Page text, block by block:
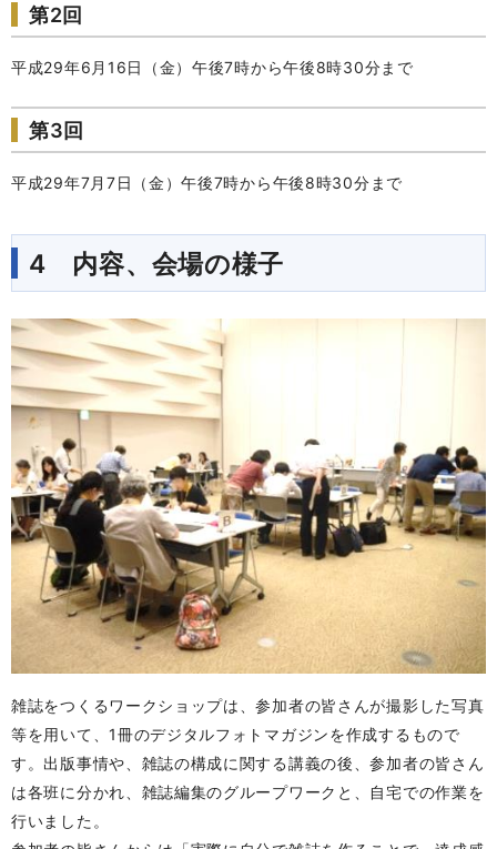
第2回
平成29年6月16日（金）午後7時から午後8時30分まで
第3回
平成29年7月7日（金）午後7時から午後8時30分まで
4 内容、会場の様子
雑誌をつくるワークショップは、参加者の皆さんが撮影した写真
等を用いて、1冊のデジタルフォトマガジンを作成するもので
す。出版事情や、雑誌の構成に関する講義の後、参加者の皆さん
は各班に分かれ、雑誌編集のグループワークと、自宅での作業を
行いました。